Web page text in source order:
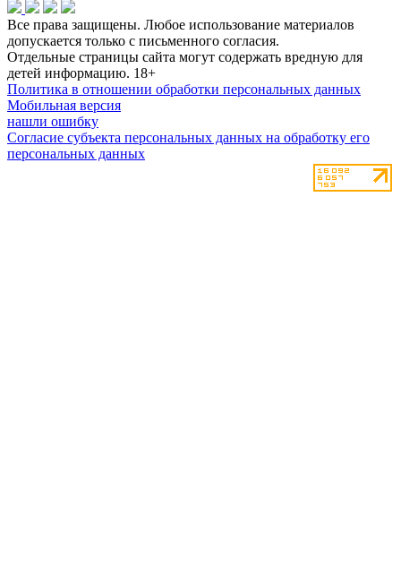
Все права защищены. Любое использование материалов
допускается только с письменного согласия.
Отдельные страницы сайта могут содержать вредную для
детей информацию. 18+
Политика в отношении обработки персональных данных
Мобильная версия
нашли ошибку
Согласие субъекта персональных данных на обработку его
персональных данных